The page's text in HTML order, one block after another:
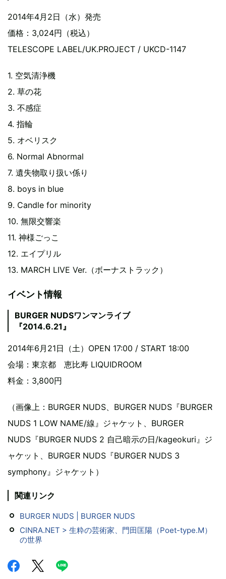
2014年4月2日（水）発売
価格：3,024円（税込）
TELESCOPE LABEL/UK.PROJECT / UKCD-1147
1. 空気清浄機
2. 草の花
3. 不感症
4. 指輪
5. オベリスク
6. Normal Abnormal
7. 遺失物取り扱い係り
8. boys in blue
9. Candle for minority
10. 無限交響楽
11. 神様ごっこ
12. エイプリル
13. MARCH LIVE Ver.（ボーナストラック）
イベント情報
BURGER NUDSワンマンライブ
『2014.6.21』
2014年6月21日（土）OPEN 17:00 / START 18:00
会場：東京都 恵比寿 LIQUIDROOM
料金：3,800円
（画像上：BURGER NUDS、BURGER NUDS『BURGER
NUDS 1 LOW NAME/線』ジャケット、BURGER
NUDS『BURGER NUDS 2 自己暗示の日/kageokuri』ジ
ャケット、BURGER NUDS『BURGER NUDS 3
symphony』ジャケット）
関連リンク
BURGER NUDS | BURGER NUDS
CINRA.NET > 生粋の芸術家、門田匡陽（Poet-type.M）
の世界